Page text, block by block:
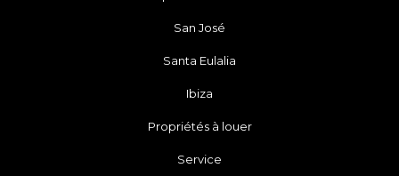
San José
Santa Eulalia
Ibiza
Propriétés à louer
Service